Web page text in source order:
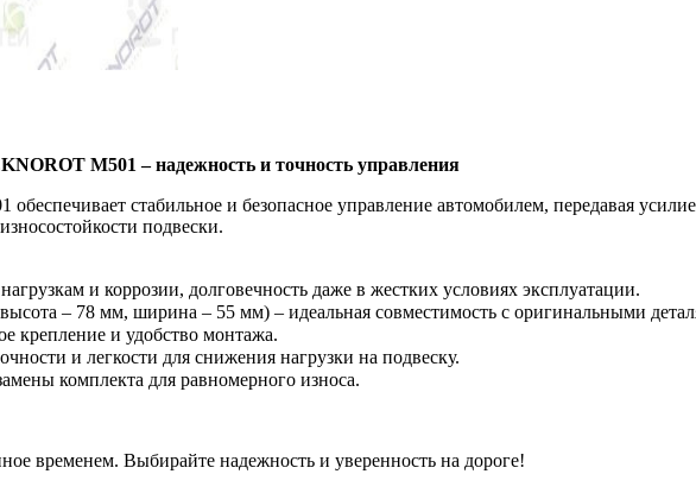
M501 – надежность и точность управления
стабильное и безопасное управление автомобилем, передавая
подвески.
и коррозии, долговечность даже в жестких условиях эксплуатации.
– 78 мм, ширина – 55 мм) – идеальная совместимость с оригинальными
крепление и удобство монтажа.
и легкости для снижения нагрузки на подвеску.
комплекта для равномерного износа.
временем. Выбирайте надежность и уверенность на дороге!